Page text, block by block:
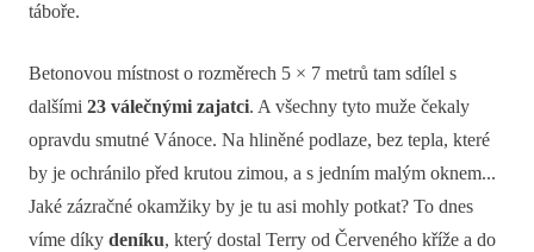
táboře.
Betonovou místnost o rozměrech 5 × 7 metrů tam sdílel s
dalšími 23 válečnými zajatci. A všechny tyto muže čekaly
opravdu smutné Vánoce. Na hliněné podlaze, bez tepla, které
by je ochránilo před krutou zimou, a s jedním malým oknem...
Jaké zázračné okamžiky by je tu asi mohly potkat? To dnes
víme díky deníku, který dostal Terry od Červeného kříže a do